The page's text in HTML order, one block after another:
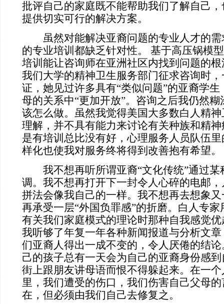
批评自己的家庭既不能帮助我们了解自己
提供切实可行的解决方案。
虽然对能解决亚裔问题的专业人才的需
的专业培训都缺乏针对性。 基于高压锅模
培训能让咨询师在亚洲社区内找到问题的
我们大学的精神卫生服务部门征求咨询时
证，她见过许多具有“类似问题”的亚裔学
母的关系中“更加开放”。咨询之后我仍然
该怎么做。虽然我觉得美国大多数白人精
理解，并不具有能力来讨论有关种族和精
是有培训总比没有好，心理服务人员队伍
样化也使我对服务终将得到改善抱有希望。
我不想再听所谓亚裔“文化传统”通过某
调。我不想再打开下一封令人心碎的电邮
拼法会像我自己的一样。我不想再去想象
再承受一层“外国负罪感”的折磨。白人专
有关我们家庭模式的理论时那种自我感觉
我听够了年复一年各种新闻报道与分析文
们亚裔人得出一成不变的，令人厌倦的结
己的孩子总有一天会为自己的亚裔身份感
街上跟朋友讲母语而恨不得躲起来。在一
里，我们遭受的伤口，我们伤害自己父母
在，但必须由我们自己去修复之。